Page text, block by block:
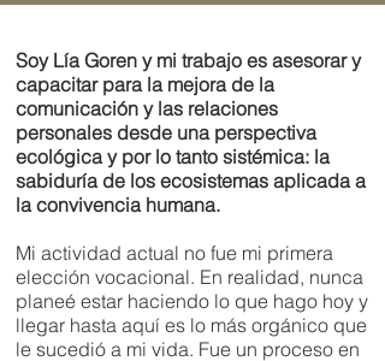
Soy Lía Goren y mi trabajo es asesorar y
capacitar para la mejora de la
comunicación y las relaciones
personales desde una perspectiva
ecológica y por lo tanto sistémica: la
sabiduría de los ecosistemas aplicada a
la convivencia humana.
Mi actividad actual no fue mi primera
elección vocacional. En realidad, nunca
planeé estar haciendo lo que hago hoy y
llegar hasta aquí es lo más orgánico que
le sucedió a mi vida. Fue un proceso en